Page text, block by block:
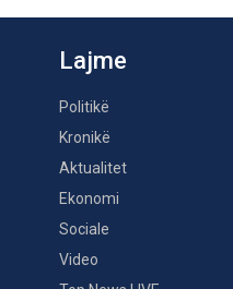
Lajme
Politikë
Kronikë
Aktualitet
Ekonomi
Sociale
Video